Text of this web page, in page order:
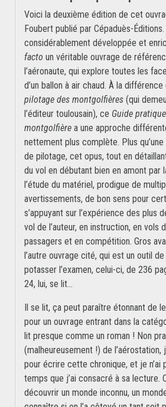
Voici la deuxième édition de cet
Foubert publié par Cépaduès-
considérablement développée et
facto un véritable ouvrage de
l’aéronaute, qui explore toutes les
d’un ballon à air chaud. À la différence
pilotage des montgolfières (qui
l’éditeur toulousain), ce Guide
montgolfière a une approche
nettement plus complète. Plus
de pilotage, cet opus, tout en
du vol en débutant bien en amont par
l’étude du matériel, prodigue de
avertissements, de bon sens pour
s’appuyant sur l’expérience des plus
vol de l’auteur, en instruction, en vols
passagers et en compétition. Gros
l’autre ouvrage cité, qui est un outil
potasser l’examen, celui-ci, de 236
24, lui, se lit…
Il se lit, ça peut paraître étonnant de
pour un ouvrage entrant dans la
lit presque comme un roman ! Non
(malheureusement !) de l’aérostation,
pour écrire cette chronique, et je n’ai
temps que j’ai consacré à sa lecture.
découvrir un monde inconnu, un